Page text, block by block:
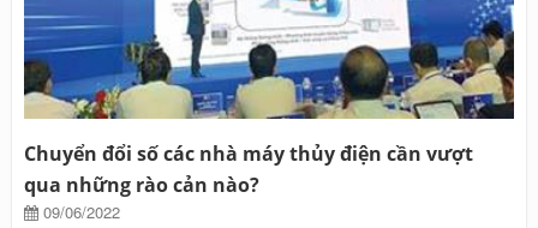
Chuyển đổi số các nhà máy thủy điện cần vượt
qua những rào cản nào?
09/06/2022